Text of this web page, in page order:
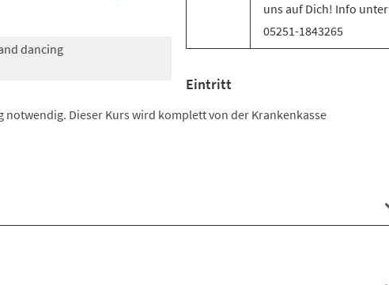
dancing
uns auf Dich! Info unter
05251-1843265
Eintritt
notwendig. Dieser Kurs wird komplett von der Krankenkasse